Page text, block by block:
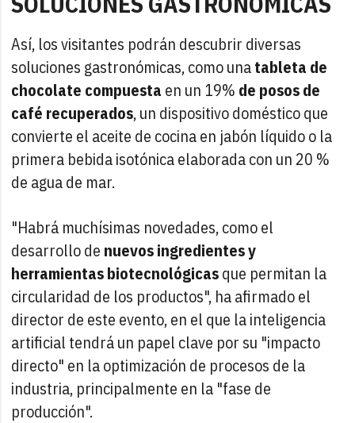
Así, los visitantes podrán descubrir diversas
soluciones gastronómicas, como unatableta de
chocolate compuesta en un 19% de posos de
café recuperados, un dispositivo doméstico que
convierte el aceite de cocina en jabón líquido o la
primera bebida isotónica elaborada con un 20 %
de agua de mar.
"Habrá muchísimas novedades, como el
desarrollo de nuevos ingredientes y
herramientas biotecnológicasque permitan la
circularidad de los productos", ha afirmado el
director de este evento, en el que la inteligencia
artificial tendrá un papel clave por su "impacto
directo" en la optimización de procesos de la
industria, principalmente en la "fase de
producción".